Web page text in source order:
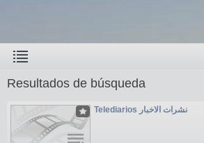
Resultados de búsqueda
Telediarios نشرات الاخبار